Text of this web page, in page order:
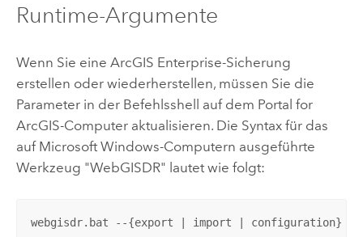
Runtime-Argumente
Wenn Sie eine ArcGIS Enterprise-Sicherung
erstellen oder wiederherstellen, müssen Sie die
Parameter in der Befehlsshell auf dem Portal for
ArcGIS-Computer aktualisieren. Die Syntax für das
auf Microsoft Windows-Computern ausgeführte
Werkzeug "WebGISDR" lautet wie folgt:
webgisdr.bat --{export | import | configuration}